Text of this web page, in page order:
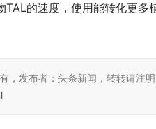
的速度，使用能转化更
，发布者：头条新闻，转转请注明